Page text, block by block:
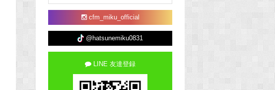
cfm_miku_official
@hatsunemiku0831
LINE 友達登録